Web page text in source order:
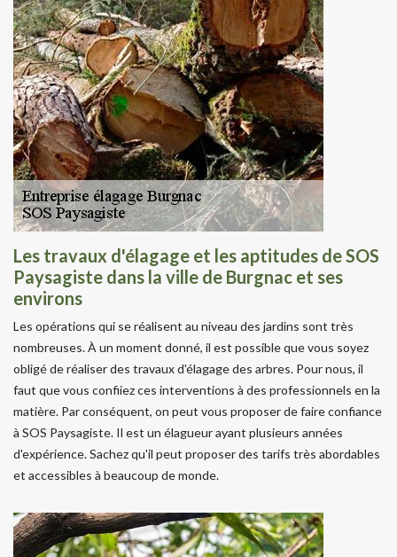
Les travaux d'élagage et les aptitudes de SOS
Paysagiste dans la ville de Burgnac et ses
environs
Les opérations qui se réalisent au niveau des jardins sont très
nombreuses. À un moment donné, il est possible que vous soyez
obligé de réaliser des travaux d'élagage des arbres. Pour nous, il
faut que vous confiiez ces interventions à des professionnels en la
matière. Par conséquent, on peut vous proposer de faire confiance
à SOS Paysagiste. Il est un élagueur ayant plusieurs années
d'expérience. Sachez qu'il peut proposer des tarifs très abordables
et accessibles à beaucoup de monde.